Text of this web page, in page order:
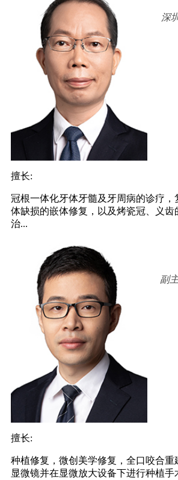
深
擅长:
冠根一体化牙体牙髓及牙周病的诊疗，
体缺损的嵌体修复，以及烤瓷冠、义齿
治...
副
擅长:
种植修复，微创美学修复，全口咬合重
显微镜并在显微放大设备下进行种植